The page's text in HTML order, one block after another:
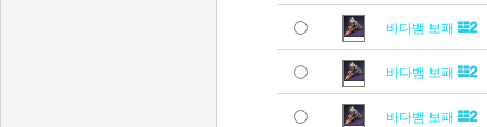
바다뱀 보패
바다뱀 보패
바다뱀 보패